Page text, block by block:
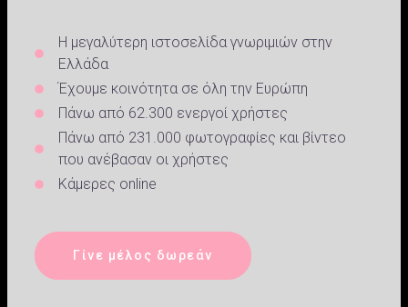
Η μεγαλύτερη ιστοσελίδα γνωριμιών στην
Ελλάδα
Έχουμε κοινότητα σε όλη την Ευρώπη
Πάνω από 62.300 ενεργοί χρήστες
Πάνω από 231.000 φωτογραφίες και βίντεο
που ανέβασαν οι χρήστες
Κάμερες online
Γίνε μέλος δωρεάν